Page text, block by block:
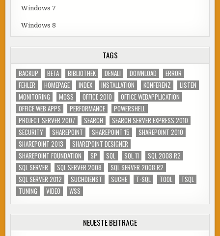
Windows 7
Windows 8
TAGS
BACKUP BETA BIBLIOTHEK DENALI DOWNLOAD
ERROR
FEHLER
HOMEPAGE INDEX INSTALLATION KONFERENZ
LISTEN
MONITORING
MOSS OFFICE 2010
OFFICE WEBAPPLICATION
OFFICE WEB APPS
PERFORMANCE
POWERSHELL
PROJECT SERVER 2007
SEARCH
SEARCH SERVER EXPRESS 2010
SECURITY
SHAREPOINT SHAREPOINT 15
SHAREPOINT 2010
SHAREPOINT 2013
SHAREPOINT DESIGNER
SHAREPOINT FOUNDATION
SP SQL SQL 11
SQL 2008 R2
SQL SERVER
SQL SERVER 2008
SQL SERVER 2008 R2
SQL SERVER 2012
SUCHDIENST SUCHE T-SQL TOOL
TSQL
TUNING
VIDEO WSS
NEUESTE BEITRÄGE